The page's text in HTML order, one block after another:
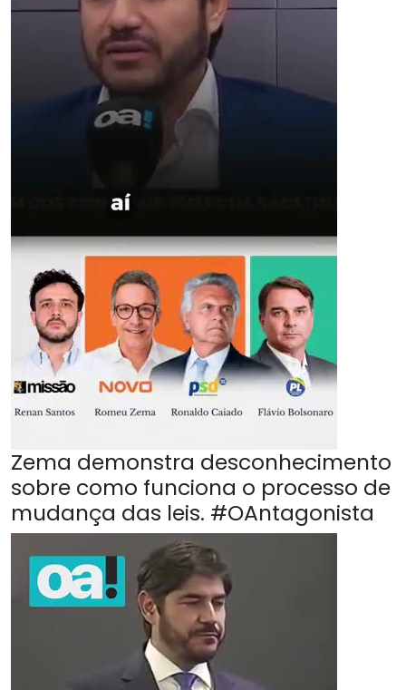
Zema demonstra desconhecimento
sobre como funciona o processo de
mudança das leis. #OAntagonista